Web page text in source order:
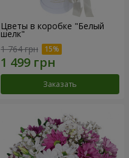
Цветы в коробке "Белый
шелк"
1 764 грн
Заказать